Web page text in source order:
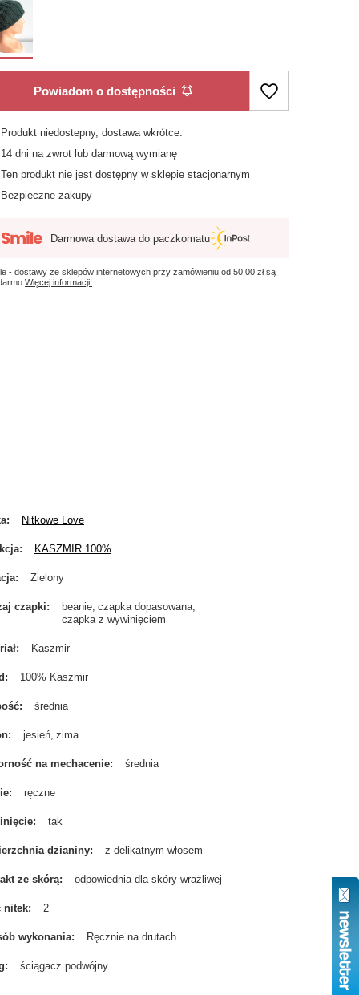
Powiadom o dostępności
Produkt niedostepny, dostawa wkrótce
14 dni na zwrot lub darmową wymianę
Ten produkt nie jest dostępny w sklepie stacjonarnym
Bezpieczne zakupy
Darmowa dostawa do paczkomatu
- dostawy ze sklepów internetowych przy zamówieniu od50,00 złsą
Więcej informacji.
Nitkowe Love
KASZMIR 100%
Zielony
czapki beanie czapka dopasowana
czapka z wywinięciem
Kaszmir
100% Kaszmir
średnia
jesień zima
na mechacenie średnia
ręczne
tak
dzianiny z delikatnym włosem
ze skórą odpowiednia dla skóry wrażliwej
nitek 2
wykonania Ręcznie na drutach
ściągacz podwójny